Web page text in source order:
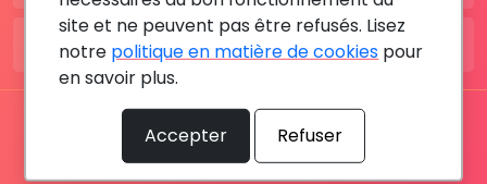
FR: +33 183642895
Tous les droits sont réservés © 2026 RDV MÉDICAL By
MediaSatCom
site et ne peuvent pas être refusés. Lisez
notre politique en matière de cookies pour
en savoir plus.
Accepter Refuser